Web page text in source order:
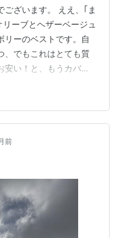
ございます。 ええ、｢ま
ーブとヘザーベージュ
リーのベストです。自
、でもこれはとても質
安い！と、もうカバー
本的に飼い主は貧乏
もの？みたいなやつば
別でございます🤗あと
本当に質が良い！ ベ
目ですがフィールサ
前